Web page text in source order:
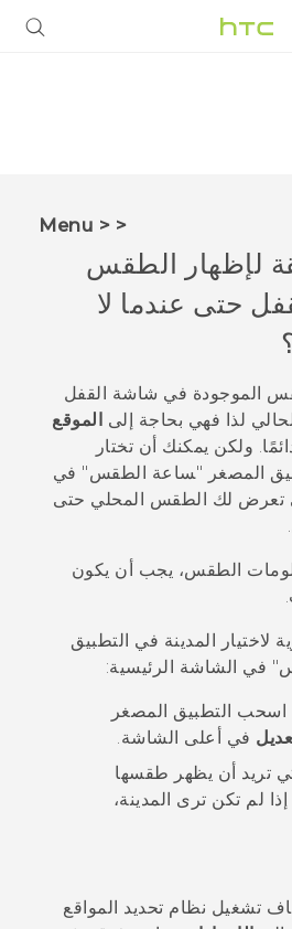
< < Menu
لإظهار الطقس
حتى عندما لا
الموجودة في شاشة القفل
لذا فهي بحاجة إلى
الموقع
ولكن يمكنك أن تختار
المصغر "‍ساعة الطقس"‍ في
تعرض لك الطقس المحلي حتى
الطقس، يجب أن يكون
لاختيار المدينة في التطبيق
في الشاشة الرئيسية:
اسحب التطبيق المصغر
في أعلى الشاشة.
تريد أن يظهر طقسها
لم تكن ترى المدينة،
تشغيل نظام تحديد المواقع